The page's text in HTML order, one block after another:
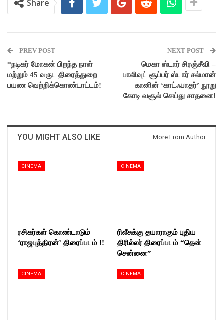
Share
PREV POST
*நடிகர் மோகன் பிறந்த நாள்
மற்றும் 45 வருட திரைத்துறை
பயண வெற்றிக்கொண்டாட்டம்!
NEXT POST
மெகா ஸ்டார் சிரஞ்சீவி –
பாலிவுட் சூப்பர் ஸ்டார் சல்மான்
கானின் ‘காட்ஃபாதர்’ நூறு
கோடி வசூல் செய்து சாதனை!
YOU MIGHT ALSO LIKE More From Author
CINEMA
ரசிகர்கள் கொண்டாடும்
‘ராஜபுத்திரன்’ திரைப்படம் !!
CINEMA
ரிலீசுக்கு தயாராகும் புதிய
திரில்லர் திரைப்படம் “தென்
சென்னை”
CINEMA CINEMA